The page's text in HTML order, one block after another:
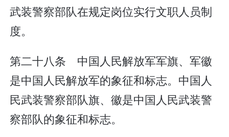
武装警察部队在规定岗位实行文职人员制
度。
第二十八条 中国人民解放军军旗、军徽
是中国人民解放军的象征和标志。中国人
民武装警察部队旗、徽是中国人民武装警
察部队的象征和标志。